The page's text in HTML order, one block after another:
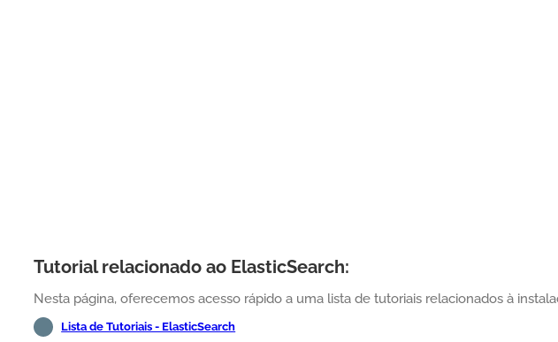
Tutorial relacionado ao ElasticSearch:
Nesta página, oferecemos acesso rápido a uma lista de tutoriais relacionados à
Lista de Tutoriais - ElasticSearch